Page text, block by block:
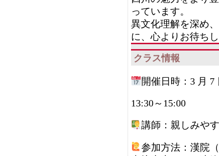
っています。
異文化理解を深め
に、心よりお待ち
クラス情報
開催日時：3 月 7
13:30～15:00
講師：親しみや
参加方法：漢院